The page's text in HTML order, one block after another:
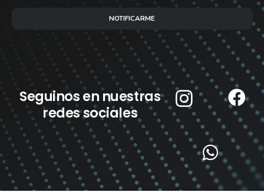
NOTIFICARME
Seguinos en nuestras
redes sociales